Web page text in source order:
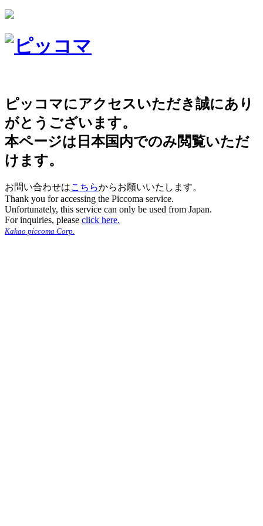
ピッコマにアクセスいただき誠にあり
がとうございます。
本ページは日本国内でのみ閲覧いただ
けます。
お問い合わせはこちらからお願いいたします。
Thank you for accessing the Piccoma service.
Unfortunately, this service can only be used from Japan.
For inquiries, please click here.
Kakao piccoma Corp.